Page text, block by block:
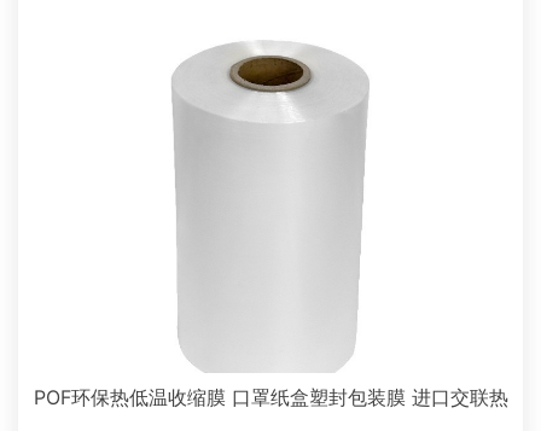
POF环保热低温收缩膜 口罩纸盒塑封包装膜 进口交联热